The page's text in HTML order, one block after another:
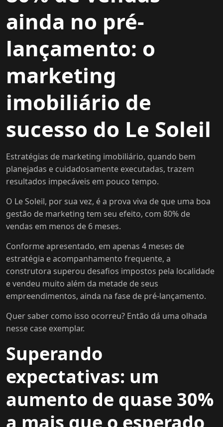
ainda no pré-
lançamento: o
marketing
imobiliário de
sucesso do Le Soleil
Estratégias de marketing imobiliário, quando bem
planejadas e cuidadosamente executadas, trazem
resultados impecáveis em pouco tempo.
O Le Soleil, por sua vez, é a prova viva de que uma boa
gestão de marketing tem seu efeito, com 80% de
vendas em menos de 6 meses.
Conforme apresentado, em apenas 4 meses de
estratégia e acompanhamento frequente, a
construtora superou desafios impostos pela localidade
e vendeu muito além da metade de seus
empreendimentos, ainda na fase de pré-lançamento.
Quer saber como isso ocorreu? Então dá uma olhada
nesse case exemplar.
Superando
expectativas: um
aumento de quase 30%